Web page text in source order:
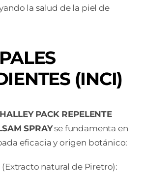
la salud de la piel de
(INCI)
HALLEY PACK REPELENTE
SPRAYse fundamenta en
eficacia y origen botánico:
(Extracto natural de Piretro):